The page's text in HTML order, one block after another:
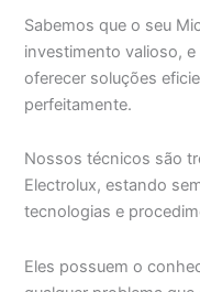
Sabemos que o seu
investimento valioso,
oferecer soluções
perfeitamente.
Nossos técnicos são
Electrolux, estando
tecnologias e
Eles possuem o